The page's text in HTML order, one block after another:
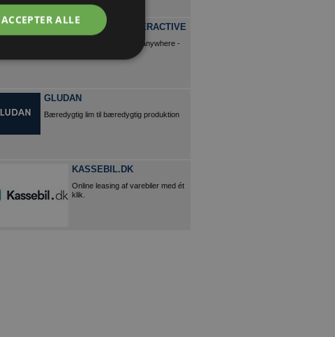
ENGHOUSE INTERACTIVE
Effektiv kommunikation - anytime - anywhere -
GLUDAN
Bæredygtig lim til bæredygtig produktion
KASSEBIL.DK
Online leasing af varebiler med ét
klik.
ACCEPTER ALLE